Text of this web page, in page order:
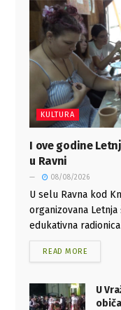
KULTURA
I ove godine
u Ravni
08/08/2026
U selu Ravna kod
organizovana
edukativna
READ MORE
U